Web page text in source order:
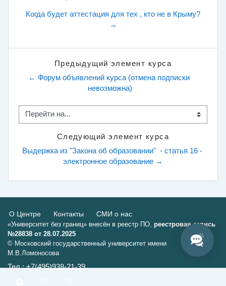
Когда будет аттестация для тех , кто не в Крыму?
→
Предыдущий элемент курса
← Форум объявлений курса (отмена подписки
невозможна)
Перейти на...
Следующий элемент курса
Выдержка из "Закона об образовании"  - статья 16 -
электронное образование →
О Центре Контакты СМИ о нас
«Университет без границ» внесён в реестр ПО, реестровая запись
№28838 от 28.07.2025
© Московский государственный университет имени
М.В.Ломоносова
Тел.: +7(495)938-21-39